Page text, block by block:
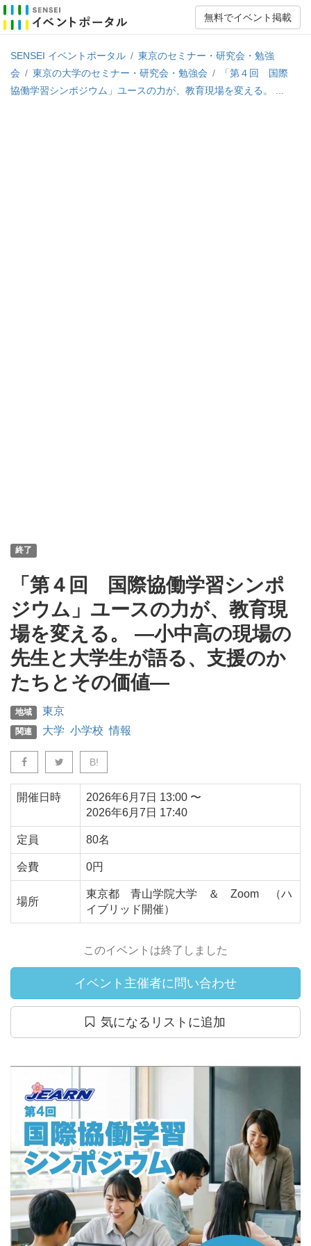
無料でイベント掲載
SENSEI イベントポータル / 東京のセミナー・研究会・勉強
会 / 東京の大学のセミナー・研究会・勉強会 /
「第４回 国際
協働学習シンポジウム」ユースの力が、教育現場を変える。 ...
終了
「第４回 国際協働学習シンポ
ジウム」ユースの力が、教育現
場を変える。 ―小中高の現場の
先生と大学生が語る、支援のか
たちとその価値―
地域 東京
関連 大学 小学校 情報
B!
開催日時 2026年6月7日 13:00 〜
2026年6月7日 17:40
定員 80名
会費 0円
場所
東京都
青山学院大学 ＆ Zoom （ハ
イブリッド開催）
このイベントは終了しました
イベント主催者に問い合わせ
気になるリストに追加